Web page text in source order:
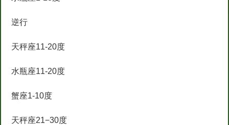
逆行
天秤座11-20度
水瓶座11-20度
蟹座1-10度
天秤座21−30度